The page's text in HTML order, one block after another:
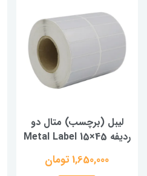
لیبل (برچسب) متال دو
ردیفه Metal Label 15×45
1,650,000 تومان